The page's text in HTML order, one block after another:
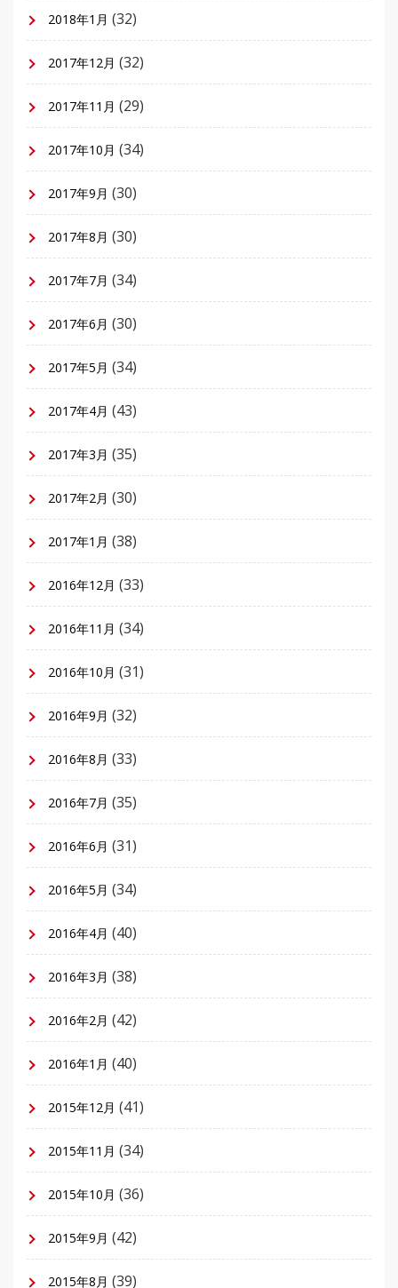
2018年1月 (32)
2017年12月 (32)
2017年11月 (29)
2017年10月 (34)
2017年9月 (30)
2017年8月 (30)
2017年7月 (34)
2017年6月 (30)
2017年5月 (34)
2017年4月 (43)
2017年3月 (35)
2017年2月 (30)
2017年1月 (38)
2016年12月 (33)
2016年11月 (34)
2016年10月 (31)
2016年9月 (32)
2016年8月 (33)
2016年7月 (35)
2016年6月 (31)
2016年5月 (34)
2016年4月 (40)
2016年3月 (38)
2016年2月 (42)
2016年1月 (40)
2015年12月 (41)
2015年11月 (34)
2015年10月 (36)
2015年9月 (42)
2015年8月 (39)